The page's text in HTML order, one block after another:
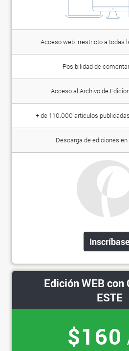
Acceso web irrestricto a todas
Posibilidad de
Acceso al Archivo de
+ de 110.000 artículos
Descarga de ediciones en
Inscríbase
Edición WEB con
ESTE
$160